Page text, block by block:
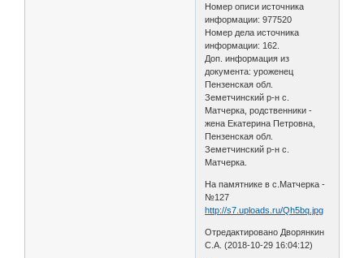
Номер описи источника
информации: 977520
Номер дела источника
информации: 162.
Доп. информация из
документа: уроженец
Пензенская обл.
Земетчинский р-н с.
Матчерка, родственники -
жена Екатерина Петровна,
Пензенская обл.
Земетчинский р-н с.
Матчерка.
На памятнике в с.Матчерка -
№127
http://s7.uploads.ru/Qh5bq.jpg
Отредактировано Дворянкин
С.А. (2018-10-29 16:04:12)